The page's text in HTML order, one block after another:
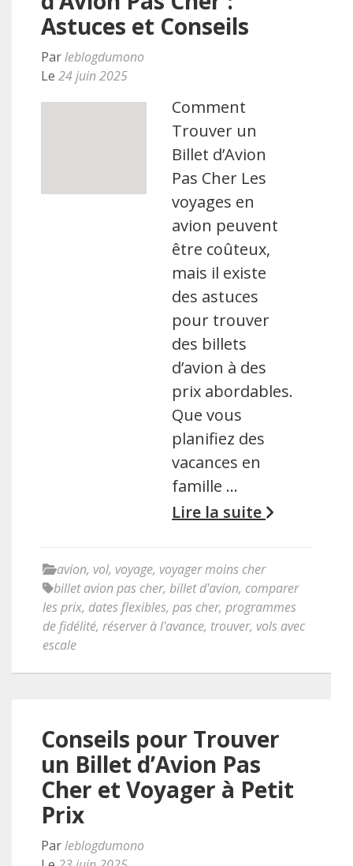
Astuces et Conseils
Parleblogdumono
Le 24 juin 2025
Comment
Trouver un
Billet d’Avion
Pas Cher Les
voyages en
avion peuvent
être coûteux,
mais il existe
des astuces
pour trouver
des billets
d’avion à des
prix abordables.
Que vous
planifiez des
vacances en
famille …
Lire la suite
avion, vol, voyage, voyager moins cher
billet avion pas cher, billet d'avion, comparer
les prix, dates flexibles, pas cher, programmes
de fidélité, réserver à l'avance, trouver, vols avec
escale
Conseils pour Trouver
un Billet d’Avion Pas
Cher et Voyager à Petit
Prix
Parleblogdumono